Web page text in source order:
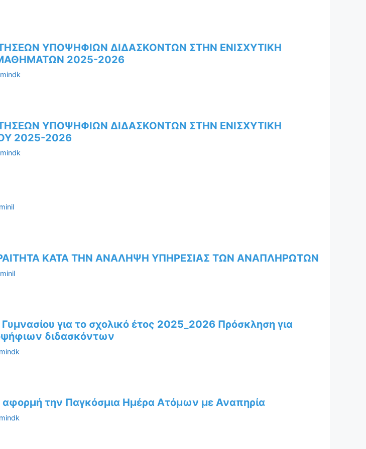
ΥΠΟΨΗΦΙΩΝ ΔΙΔΑΣΚΟΝΤΩΝ ΣΤΗΝ ΕΝΙΣΧΥΤΙΚΗ
2025-2026
ΥΠΟΨΗΦΙΩΝ ΔΙΔΑΣΚΟΝΤΩΝ ΣΤΗΝ ΕΝΙΣΧΥΤΙΚΗ
2025-2026
ΚΑΤΑ ΤΗΝ ΑΝΑΛΗΨΗ ΥΠΗΡΕΣΙΑΣ ΤΩΝ ΑΝΑΠΛΗΡΩΤΩΝ
Γυμνασίου για το σχολικό έτος 2025_2026 Πρόσκληση για
διδασκόντων
την Παγκόσμια Ημέρα Ατόμων με Αναπηρία